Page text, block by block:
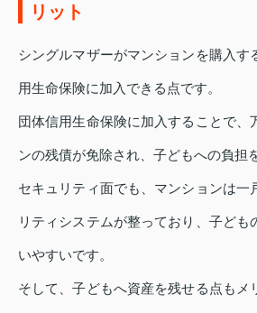
リット
シングルマザーがマンションを購入す
用生命保険に加入できる点です。
団体信用生命保険に加入することで、
ンの残債が免除され、子どもへの負担
セキュリティ面でも、マンションは一
リティシステムが整っており、子ども
いやすいです。
そして、子どもへ資産を残せる点もメ